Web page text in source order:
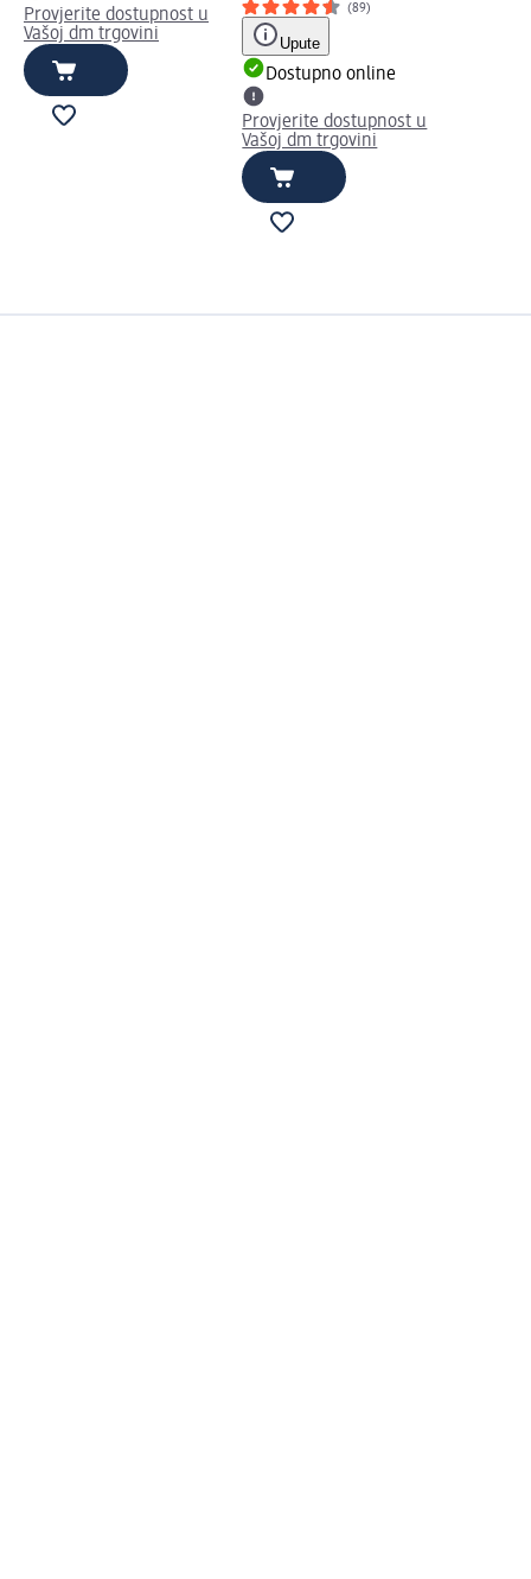
Provjerite dostupnost u
Vašoj dm trgovini
(89)
Upute
Dostupno online
Provjerite dostupnost u
Vašoj dm trgovini